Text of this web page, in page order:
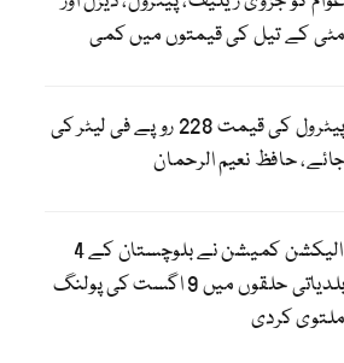
مٹی کے تیل کی قیمتوں میں کمی
پیٹرول کی قیمت 228 روپے فی لیٹر کی
جائے، حافظ نعیم الرحمان
الیکشن کمیشن نے بلوچستان کے 4
بلدیاتی حلقوں میں 9 اگست کی پولنگ
ملتوی کردی